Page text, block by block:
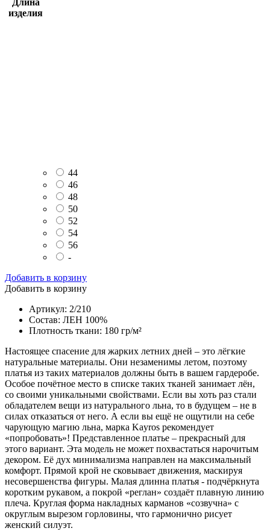
Длина
изделия
44
46
48
50
52
54
56
-
Добавить в корзину
Добавить в корзину
Артикул: 2/210
Состав: ЛЕН 100%
Плотность ткани: 180 гр/м²
Настоящее спасение для жарких летних дней – это лёгкие
натуральные материалы. Они незаменимы летом, поэтому
платья из таких материалов должны быть в вашем гардеробе.
Особое почётное место в списке таких тканей занимает лён,
со своими уникальными свойствами. Если вы хоть раз стали
обладателем вещи из натурального льна, то в будущем – не в
силах отказаться от него. А если вы ещё не ощутили на себе
чарующую магию льна, марка Kayros рекомендует
«попробовать»! Представленное платье – прекрасный для
этого вариант. Эта модель не может похвастаться нарочитым
декором. Её дух минимализма направлен на максимальный
комфорт. Прямой крой не сковывает движения, маскируя
несовершенства фигуры. Малая длинна платья - подчёркнута
коротким рукавом, а покрой «реглан» создаёт плавную линию
плеча. Круглая форма накладных карманов «созвучна» с
округлым вырезом горловины, что гармонично рисует
женский силуэт.